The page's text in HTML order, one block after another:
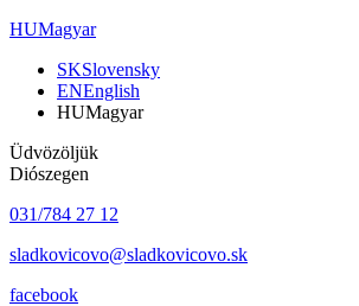
HUMagyar
SKSlovensky
ENEnglish
HUMagyar
Üdvözöljük
Diószegen
031/784 27 12
sladkovicovo@sladkovicovo.sk
facebook